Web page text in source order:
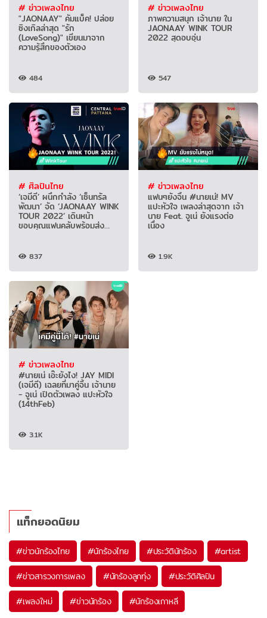
# ข่าวเพลงไทย
"JAONAAY" คัมแบ็ค! ปล่อย
ซิงเกิลล่าสุด "รัก
(LoveSong)" เขียนมาจาก
ความรู้สึกของตัวเอง
484
# ข่าวเพลงไทย
ภาพความสนุก เจ้านาย ใน
JAONAAY WINK TOUR
2022 สุดอบอุ่น
547
# ศิลปินไทย
‘เจมีดี’ ผนึกกำลัง ‘เซ็นทรัล
พัฒนา’ จัด ‘JAONAAY WINK
TOUR 2022’ เดินหน้า
ขอบคุณแฟนคลับพร้อมส่ง
837
# ข่าวเพลงไทย
แฟนๆยังจิ้น #นายเน่! MV
แปะหัวใจ เพลงล่าสุดจาก เจ้า
นาย Feat. จูเน่ ยังแรงต่อ
เนื่อง
1.9K
# ข่าวเพลงไทย
#นายเน่ เอ๊ะยังไง! JAY MIDI
(เจมีดี) เฉลยที่มาคู่จิ้น เจ้านาย
- จูเน่ เปิดตัวเพลง แปะหัวใจ
(14thFeb)
3.1K
แท็กยอดนิยม
#ข่าวนักร้องไทย #นักร้องไทย #ประวัตินักร้อง #artist
#ข่าวสารวงการเพลง #นักร้องลูกทุ่ง #ประวัติศิลปิน
#เพลงใหม่ #ข่าวนักร้อง #นักร้องเกาหลี